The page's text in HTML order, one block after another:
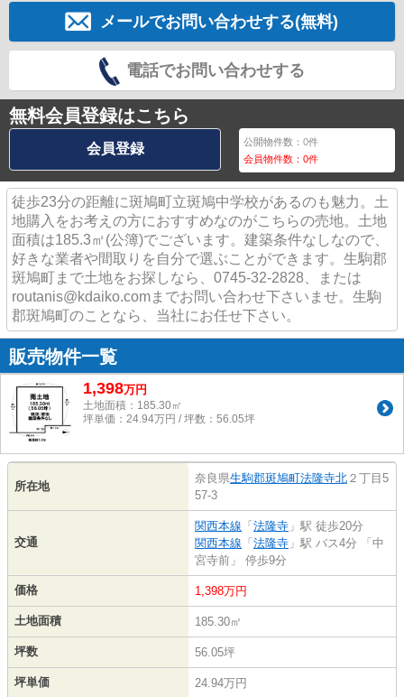
メールでお問い合わせする(無料)
電話でお問い合わせする
無料会員登録はこちら
会員登録 公開物件数：0件
会員物件数：0件
徒歩23分の距離に斑鳩町立斑鳩中学校があるのも魅力。土
地購入をお考えの方におすすめなのがこちらの売地。土地
面積は185.3㎡(公簿)でございます。建築条件なしなので、
好きな業者や間取りを自分で選ぶことができます。生駒郡
斑鳩町まで土地をお探しなら、0745-32-2828、または
routanis@kdaiko.comまでお問い合わせ下さいませ。生駒
郡斑鳩町のことなら、当社にお任せ下さい。
販売物件一覧
1,398万円
土地面積：185.30㎡
坪単価：24.94万円 / 坪数：56.05坪
所在地
奈良県生駒郡斑鳩町法隆寺北 ２丁目5
57-3
交通
関西本線 「 法隆寺 」駅 徒歩20分
関西本線 「 法隆寺 」駅 バス4分 「中
宮寺前」 停歩9分
価格 1,398万円
土地面積 185.30㎡
坪数 56.05坪
坪単価 24.94万円